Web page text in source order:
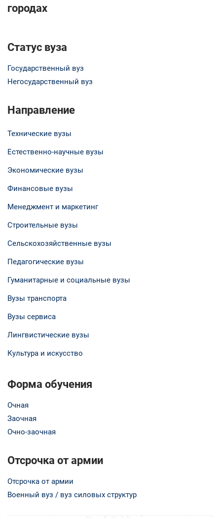
городах
Статус вуза
Государственный вуз
Негосударственный вуз
Направление
Технические вузы
Естественно-научные вузы
Экономические вузы
Финансовые вузы
Менеджмент и маркетинг
Строительные вузы
Сельскохозяйственные вузы
Педагогические вузы
Гуманитарные и социальные вузы
Вузы транспорта
Вузы сервиса
Лингвистические вузы
Культура и искусство
Форма обучения
Очная
Заочная
Очно-заочная
Отсрочка от армии
Отсрочка от армии
Военный вуз / вуз силовых структур